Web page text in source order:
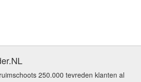
250.000 tevreden klanten al